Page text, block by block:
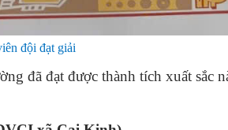
đội đạt giải
đã đạt được thành tích xuất sắc